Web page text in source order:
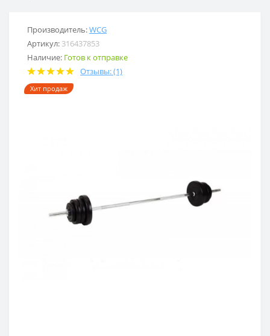
Производитель:WCG
Артикул: 316437853
Наличие: Готов к отправке
Отзывы: (1)
Хит продаж